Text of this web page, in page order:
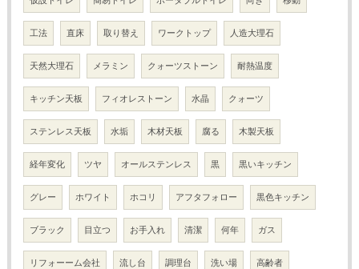
工法 直床 取り替え ワークトップ 人造大理石
天然大理石 メラミン クォーツストーン 耐熱温度
キッチン天板 フィオレストーン 水晶 クォーツ
ステンレス天板 水垢 木材天板 腐る 木製天板
経年変化 ツヤ オールステンレス 黒 黒いキッチン
グレー ホワイト ホコリ アフタフォロー 黒色キッチン
ブラック 目立つ お手入れ 清潔 何年 ガス
リフォーーム会社 流し台 調理台 洗い場 高齢者